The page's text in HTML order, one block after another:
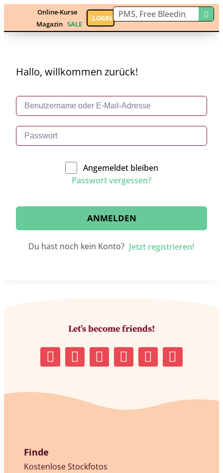
Online-Kurse
Magazin SALE
LOGIN
Hallo, willkommen zurück!
Angemeldet bleiben
Passwort vergessen?
ANMELDEN
Du hast noch kein Konto? Jetzt registrieren!
Let’s become friends!
Finde
Kostenlose Stockfotos